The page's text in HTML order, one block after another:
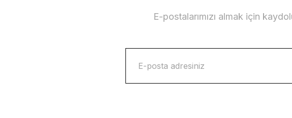
E-postalarımızı almak için